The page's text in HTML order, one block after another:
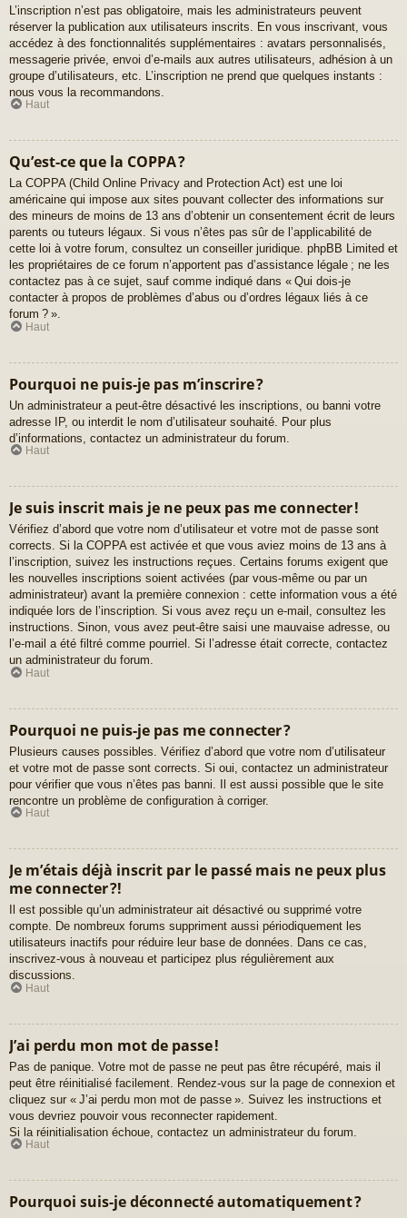
L’inscription n’est pas obligatoire, mais les administrateurs peuvent
réserver la publication aux utilisateurs inscrits. En vous inscrivant, vous
accédez à des fonctionnalités supplémentaires : avatars personnalisés,
messagerie privée, envoi d’e-mails aux autres utilisateurs, adhésion à un
groupe d’utilisateurs, etc. L’inscription ne prend que quelques instants :
nous vous la recommandons.
Haut
Qu’est-ce que la COPPA ?
La COPPA (Child Online Privacy and Protection Act) est une loi
américaine qui impose aux sites pouvant collecter des informations sur
des mineurs de moins de 13 ans d’obtenir un consentement écrit de leurs
parents ou tuteurs légaux. Si vous n’êtes pas sûr de l’applicabilité de
cette loi à votre forum, consultez un conseiller juridique. phpBB Limited et
les propriétaires de ce forum n’apportent pas d’assistance légale ; ne les
contactez pas à ce sujet, sauf comme indiqué dans « Qui dois-je
contacter à propos de problèmes d’abus ou d’ordres légaux liés à ce
forum ? ».
Haut
Pourquoi ne puis-je pas m’inscrire ?
Un administrateur a peut-être désactivé les inscriptions, ou banni votre
adresse IP, ou interdit le nom d’utilisateur souhaité. Pour plus
d’informations, contactez un administrateur du forum.
Haut
Je suis inscrit mais je ne peux pas me connecter !
Vérifiez d’abord que votre nom d’utilisateur et votre mot de passe sont
corrects. Si la COPPA est activée et que vous aviez moins de 13 ans à
l’inscription, suivez les instructions reçues. Certains forums exigent que
les nouvelles inscriptions soient activées (par vous-même ou par un
administrateur) avant la première connexion : cette information vous a été
indiquée lors de l’inscription. Si vous avez reçu un e-mail, consultez les
instructions. Sinon, vous avez peut-être saisi une mauvaise adresse, ou
l’e-mail a été filtré comme pourriel. Si l’adresse était correcte, contactez
un administrateur du forum.
Haut
Pourquoi ne puis-je pas me connecter ?
Plusieurs causes possibles. Vérifiez d’abord que votre nom d’utilisateur
et votre mot de passe sont corrects. Si oui, contactez un administrateur
pour vérifier que vous n’êtes pas banni. Il est aussi possible que le site
rencontre un problème de configuration à corriger.
Haut
Je m’étais déjà inscrit par le passé mais ne peux plus
me connecter ?!
Il est possible qu’un administrateur ait désactivé ou supprimé votre
compte. De nombreux forums suppriment aussi périodiquement les
utilisateurs inactifs pour réduire leur base de données. Dans ce cas,
inscrivez-vous à nouveau et participez plus régulièrement aux
discussions.
Haut
J’ai perdu mon mot de passe !
Pas de panique. Votre mot de passe ne peut pas être récupéré, mais il
peut être réinitialisé facilement. Rendez-vous sur la page de connexion et
cliquez sur « J’ai perdu mon mot de passe ». Suivez les instructions et
vous devriez pouvoir vous reconnecter rapidement.
Si la réinitialisation échoue, contactez un administrateur du forum.
Haut
Pourquoi suis-je déconnecté automatiquement ?